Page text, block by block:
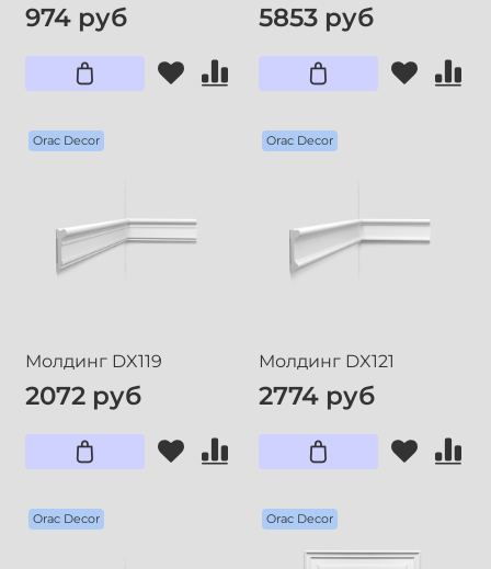
974 руб 5853 руб
Orac Decor
Молдинг DX119
2072 руб
Orac Decor
Молдинг DX121
2774 руб
Orac Decor Orac Decor